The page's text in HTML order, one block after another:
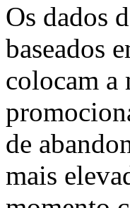
Os dados
baseados
colocam a
de
mais